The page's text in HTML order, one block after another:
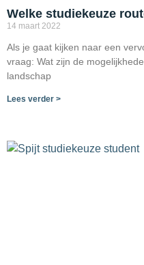
Welke studiekeuze
14 maart 2022
Als je gaat kijken naar een
vraag: Wat zijn de
landschap
Lees verder >